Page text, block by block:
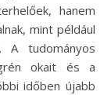
hanem
mint például
A tudományos
okait és a
időben újabb